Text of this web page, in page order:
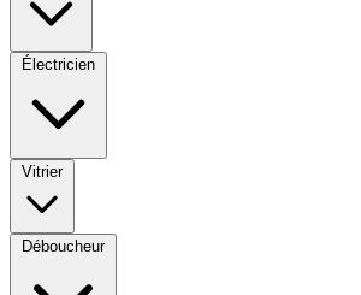
Électricien
Vitrier
Déboucheur